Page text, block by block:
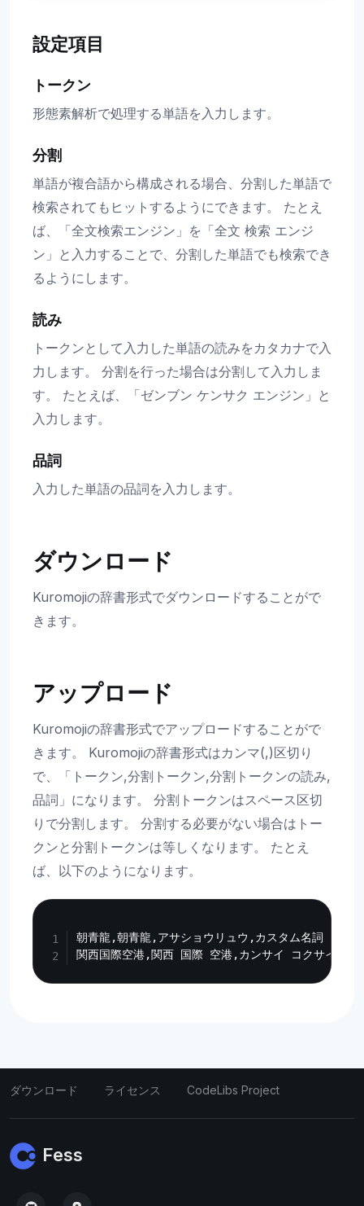
設定項目
トークン
形態素解析で処理する単語を入力します。
分割
単語が複合語から構成される場合、分割した単語で
検索されてもヒットするようにできます。 たとえ
ば、「全文検索エンジン」を「全文 検索 エンジ
ン」と入力することで、分割した単語でも検索でき
るようにします。
読み
トークンとして入力した単語の読みをカタカナで入
力します。 分割を行った場合は分割して入力しま
す。 たとえば、「ゼンブン ケンサク エンジン」と
入力します。
品詞
入力した単語の品詞を入力します。
ダウンロード
Kuromojiの辞書形式でダウンロードすることがで
きます。
アップロード
Kuromojiの辞書形式でアップロードすることがで
きます。 Kuromojiの辞書形式はカンマ(,)区切り
で、「トークン,分割トークン,分割トークンの読み,
品詞」になります。 分割トークンはスペース区切
りで分割します。 分割する必要がない場合はトー
クンと分割トークンは等しくなります。 たとえ
ば、以下のようになります。
朝青龍,朝青龍,アサショウリュウ,カスタム名詞
ダウンロード ライセンス CodeLibs Project
Fess